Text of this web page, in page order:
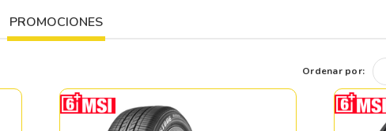
PROMOCIONES
Ordenar por: